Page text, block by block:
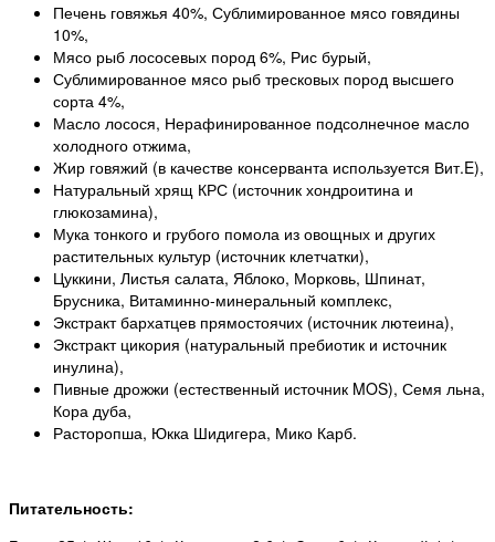
Печень говяжья 40%, Сублимированное мясо говядины
10%,
Мясо рыб лососевых пород 6%, Рис бурый,
Сублимированное мясо рыб тресковых пород высшего
сорта 4%,
Масло лосося, Нерафинированное подсолнечное масло
холодного отжима,
Жир говяжий (в качестве консерванта используется Вит.E),
Натуральный хрящ КРС (источник хондроитина и
глюкозамина),
Мука тонкого и грубого помола из овощных и других
растительных культур (источник клетчатки),
Цуккини, Листья салата, Яблоко, Морковь, Шпинат,
Брусника, Витаминно-минеральный комплекс,
Экстракт бархатцев прямостоячих (источник лютеина),
Экстракт цикория (натуральный пребиотик и источник
инулина),
Пивные дрожжи (естественный источник MOS), Семя льна,
Кора дуба,
Расторопша, Юкка Шидигера, Мико Карб.
Питательность: